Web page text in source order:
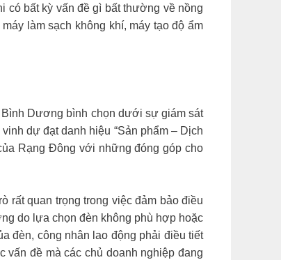
có bất kỳ vấn đề gì bất thường về nồng
làm sạch không khí, máy tạo độ ẩm
Dương bình chọn dưới sự giám sát
dự đạt danh hiệu “Sản phẩm – Dịch
Rạng Đông với những đóng góp cho
rất quan trọng trong việc đảm bảo điều
do lựa chọn đèn không phù hợp hoặc
đèn, công nhân lao động phải điều tiết
vấn đề mà các chủ doanh nghiệp đang